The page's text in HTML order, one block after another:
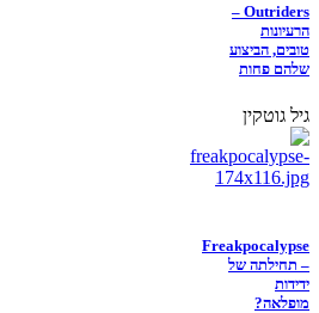
Outriders –
הרעיונות
טובים, הביצוע
שלהם פחות
גיל גוטקין
Freakpocalypse
– תחילתה של
ידידות
מופלאה?